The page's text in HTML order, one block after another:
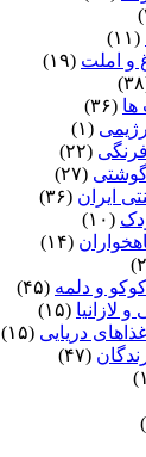
(۱۱)
و املت (۱۹)
(۳۶)
(۱)
(۲۲)
(۲۷)
ایران (۳۶)
(۱۰)
(۱۴)
و دلمه (۴۵)
لازانیا (۱۵)
دریایی (۱۵)
(۴۷)